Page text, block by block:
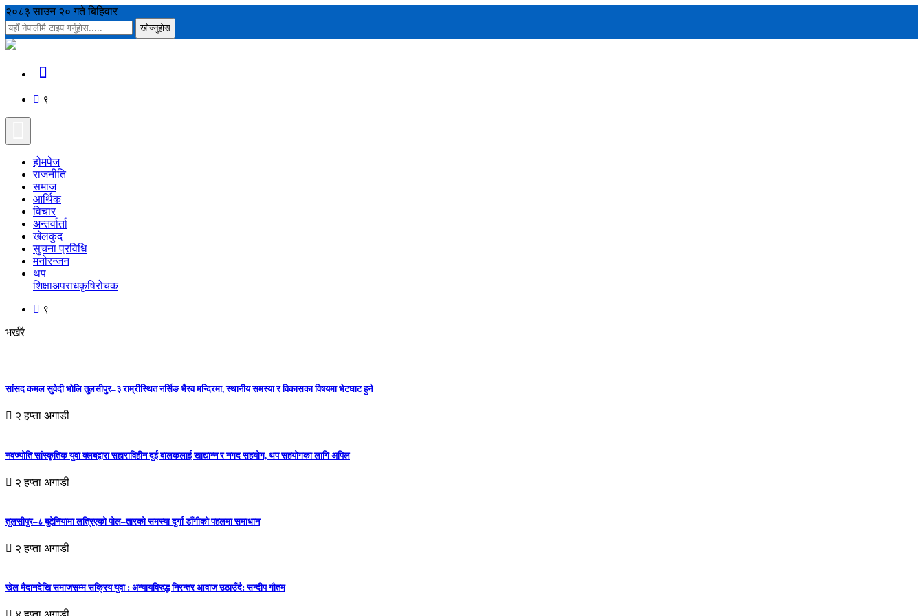
२०८३ साउन २० गते बिहिवार
९
होमपेज
राजनीति
समाज
आर्थिक
विचार
अन्तर्वार्ता
खेलकुद
सुचना प्रविधि
मनोरन्जन
थप
शिक्षाअपराधकृषिरोचक
९
भर्खरै
सांसद कमल सुवेदी भोलि तुलसीपुर–३ राम्रीस्थित नर्सिङ भैरव मन्दिरमा, स्थानीय समस्या र विकासका विषयमा भेटघाट हुने
२ हप्ता अगाडी
नवज्योति सांस्कृतिक युवा क्लबद्वारा सहाराविहीन दुई बालकलाई खाद्यान्न र नगद सहयोग, थप सहयोगका लागि अपिल
२ हप्ता अगाडी
तुलसीपुर–८ बुटेनियामा लत्रिएको पोल–तारको समस्या दुर्गा डाँगीको पहलमा समाधान
२ हप्ता अगाडी
खेल मैदानदेखि समाजसम्म सक्रिय युवा : अन्यायविरुद्ध निरन्तर आवाज उठाउँदै: सन्दीप गौतम